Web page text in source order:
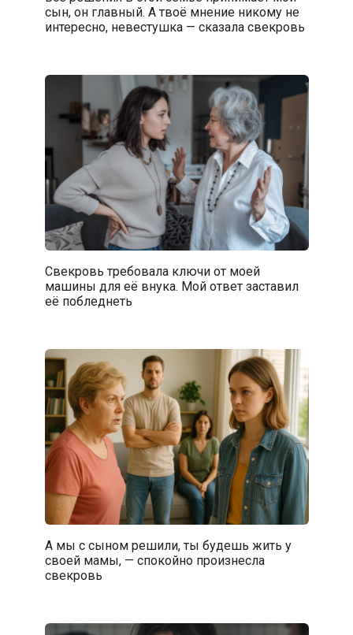
сын, он главный. А твоё мнение никому не
интересно, невестушка — сказала свекровь
Свекровь требовала ключи от моей
машины для её внука. Мой ответ заставил
её побледнеть
А мы с сыном решили, ты будешь жить у
своей мамы, — спокойно произнесла
свекровь